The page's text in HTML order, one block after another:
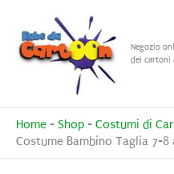
contenuto
Negozio
dei cartoni
Home - Shop - Costumi di
Costume Bambino Taglia 7-8